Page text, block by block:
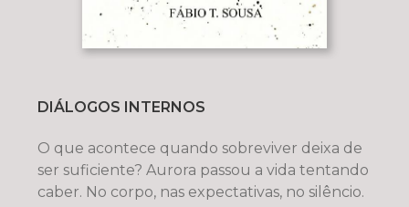
DIÁLOGOS INTERNOS
O que acontece quando sobreviver deixa de
ser suficiente? Aurora passou a vida tentando
caber. No corpo, nas expectativas, no silêncio.